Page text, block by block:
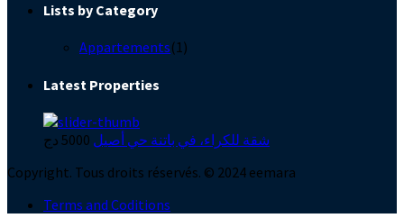
Lists by Category
Appartements(1)
Latest Properties
شقة للكراء، في باتنة حي أصيل 5000 دج
Copyright. Tous droits réservés. © 2024 eemara
Terms and Coditions